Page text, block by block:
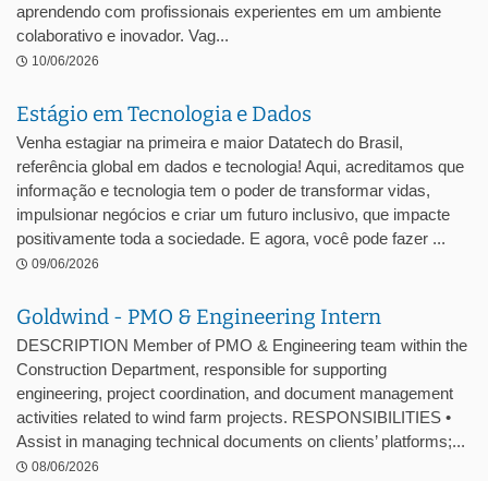
aprendendo com profissionais experientes em um ambiente
colaborativo e inovador. Vag...
10/06/2026
Estágio em Tecnologia e Dados
Venha estagiar na primeira e maior Datatech do Brasil,
referência global em dados e tecnologia! Aqui, acreditamos que
informação e tecnologia tem o poder de transformar vidas,
impulsionar negócios e criar um futuro inclusivo, que impacte
positivamente toda a sociedade. E agora, você pode fazer ...
09/06/2026
Goldwind - PMO & Engineering Intern
DESCRIPTION Member of PMO & Engineering team within the
Construction Department, responsible for supporting
engineering, project coordination, and document management
activities related to wind farm projects. RESPONSIBILITIES •
Assist in managing technical documents on clients’ platforms;...
08/06/2026